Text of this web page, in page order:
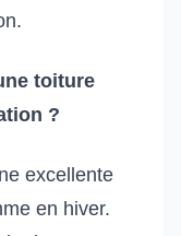
toiture
?
excellente
en hiver.